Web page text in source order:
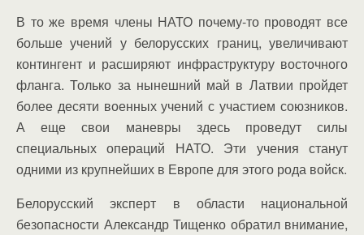
В то же время члены НАТО почему-то проводят все
больше учений у белорусских границ, увеличивают
контингент и расширяют инфраструктуру восточного
фланга. Только за нынешний май в Латвии пройдет
более десяти военных учений с участием союзников.
А еще свои маневры здесь проведут силы
специальных операций НАТО. Эти учения станут
одними из крупнейших в Европе для этого рода войск.
Белорусский эксперт в области национальной
безопасности Александр Тищенко обратил внимание,